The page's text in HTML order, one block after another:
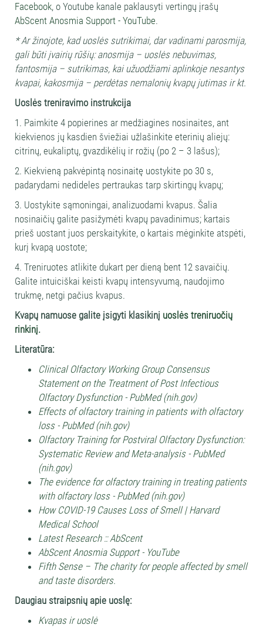
Facebook, o Youtube kanale paklausyti vertingų įrašų
AbScent Anosmia Support - YouTube.
* Ar žinojote, kad uoslės sutrikimai, dar vadinami parosmija,
gali būti įvairių rūšių: anosmija – uoslės nebuvimas,
fantosmija – sutrikimas, kai užuodžiami aplinkoje nesantys
kvapai, kakosmija – perdėtas nemalonių kvapų jutimas ir kt.
Uoslės treniravimo instrukcija
1. Paimkite 4 popierines ar medžiagines nosinaites, ant
kiekvienos jų kasdien šviežiai užlašinkite eterinių aliejų:
citrinų, eukaliptų, gvazdikėlių ir rožių (po 2 – 3 lašus);
2. Kiekvieną pakvėpintą nosinaitę uostykite po 30 s,
padarydami nedideles pertraukas tarp skirtingų kvapų;
3. Uostykite sąmoningai, analizuodami kvapus. Šalia
nosinaičių galite pasižymėti kvapų pavadinimus; kartais
prieš uostant juos perskaitykite, o kartais mėginkite atspėti,
kurį kvapą uostote;
4. Treniruotes atlikite dukart per dieną bent 12 savaičių.
Galite intuiciškai keisti kvapų intensyvumą, naudojimo
trukmę, netgi pačius kvapus.
Kvapų namuose galite įsigyti klasikinį uoslės treniruočių
rinkinį.
Literatūra:
Clinical Olfactory Working Group Consensus
Statement on the Treatment of Post Infectious
Olfactory Dysfunction - PubMed (nih.gov)
Effects of olfactory training in patients with olfactory
loss - PubMed (nih.gov)
Olfactory Training for Postviral Olfactory Dysfunction:
Systematic Review and Meta-analysis - PubMed
(nih.gov)
The evidence for olfactory training in treating patients
with olfactory loss - PubMed (nih.gov)
How COVID-19 Causes Loss of Smell | Harvard
Medical School
Latest Research :: AbScent
AbScent Anosmia Support - YouTube
Fifth Sense – The charity for people affected by smell
and taste disorders.
Daugiau straipsnių apie uoslę:
Kvapas ir uoslė